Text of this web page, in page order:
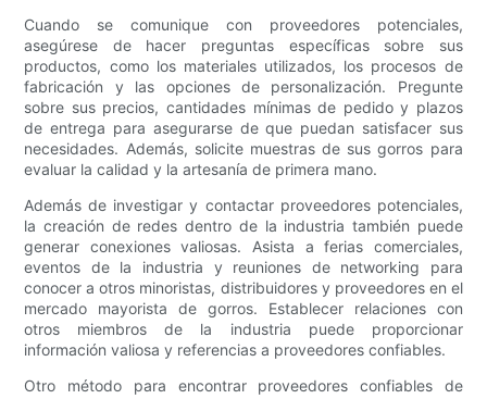
Cuando se comunique con proveedores potenciales,
asegúrese de hacer preguntas específicas sobre sus
productos, como los materiales utilizados, los procesos de
fabricación y las opciones de personalización. Pregunte
sobre sus precios, cantidades mínimas de pedido y plazos
de entrega para asegurarse de que puedan satisfacer sus
necesidades. Además, solicite muestras de sus gorros para
evaluar la calidad y la artesanía de primera mano.
Además de investigar y contactar proveedores potenciales,
la creación de redes dentro de la industria también puede
generar conexiones valiosas. Asista a ferias comerciales,
eventos de la industria y reuniones de networking para
conocer a otros minoristas, distribuidores y proveedores en el
mercado mayorista de gorros. Establecer relaciones con
otros miembros de la industria puede proporcionar
información valiosa y referencias a proveedores confiables.
Otro método para encontrar proveedores confiables de